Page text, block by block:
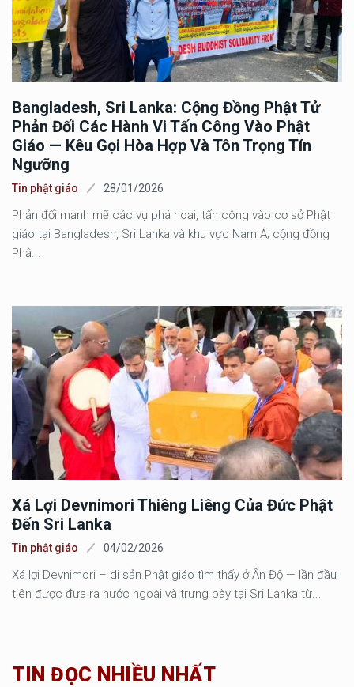
Bangladesh, Sri Lanka: Cộng Đồng Phật Tử
Phản Đối Các Hành Vi Tấn Công Vào Phật
Giáo — Kêu Gọi Hòa Hợp Và Tôn Trọng Tín
Ngưỡng
Tin phật giáo 28/01/2026
Phản đối mạnh mẽ các vụ phá hoại, tấn công vào cơ sở Phật
giáo tại Bangladesh, Sri Lanka và khu vực Nam Á; cộng đồng
Phậ...
Xá Lợi Devnimori Thiêng Liêng Của Đức Phật
Đến Sri Lanka
Tin phật giáo 04/02/2026
Xá lợi Devnimori – di sản Phật giáo tìm thấy ở Ấn Độ — lần đầu
tiên được đưa ra nước ngoài và trưng bày tại Sri Lanka từ...
TIN ĐỌC NHIỀU NHẤT